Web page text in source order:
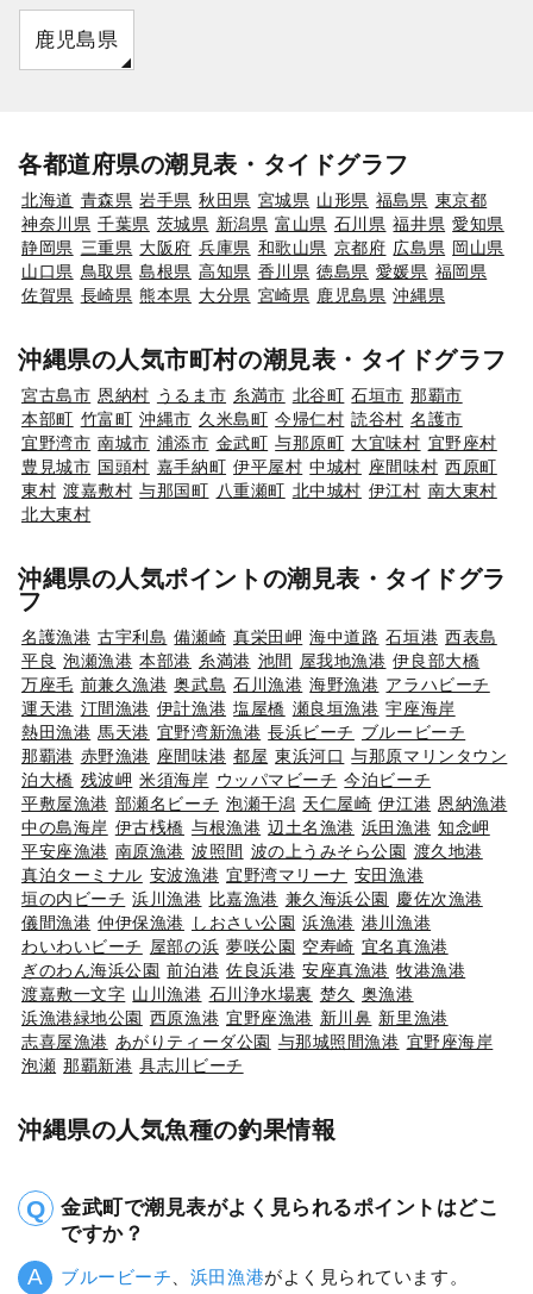
鹿児島県
各都道府県の潮見表・タイドグラフ
北海道 青森県 岩手県 秋田県 宮城県 山形県 福島県 東京都
神奈川県 千葉県 茨城県 新潟県 富山県 石川県 福井県 愛知県
静岡県 三重県 大阪府 兵庫県 和歌山県 京都府 広島県 岡山県
山口県 鳥取県 島根県 高知県 香川県 徳島県 愛媛県 福岡県
佐賀県 長崎県 熊本県 大分県 宮崎県 鹿児島県 沖縄県
沖縄県の人気市町村の潮見表・タイドグラフ
宮古島市 恩納村 うるま市 糸満市 北谷町 石垣市 那覇市
本部町 竹富町 沖縄市 久米島町 今帰仁村 読谷村 名護市
宜野湾市 南城市 浦添市 金武町 与那原町 大宜味村 宜野座村
豊見城市 国頭村 嘉手納町 伊平屋村 中城村 座間味村 西原町
東村 渡嘉敷村 与那国町 八重瀬町 北中城村 伊江村 南大東村
北大東村
沖縄県の人気ポイントの潮見表・タイドグラ
フ
名護漁港 古宇利島 備瀬崎 真栄田岬 海中道路 石垣港 西表島
平良 泡瀬漁港 本部港 糸満港 池間 屋我地漁港 伊良部大橋
万座毛 前兼久漁港 奥武島 石川漁港 海野漁港 アラハビーチ
運天港 汀間漁港 伊計漁港 塩屋橋 瀬良垣漁港 宇座海岸
熱田漁港 馬天港 宜野湾新漁港 長浜ビーチ ブルービーチ
那覇港 赤野漁港 座間味港 都屋 東浜河口 与那原マリンタウン
泊大橋 残波岬 米須海岸 ウッパマビーチ 今泊ビーチ
平敷屋漁港 部瀬名ビーチ 泡瀬干潟 天仁屋崎 伊江港 恩納漁港
中の島海岸 伊古桟橋 与根漁港 辺土名漁港 浜田漁港 知念岬
平安座漁港 南原漁港 波照間 波の上うみそら公園 渡久地港
真泊ターミナル 安波漁港 宜野湾マリーナ 安田漁港
垣の内ビーチ 浜川漁港 比嘉漁港 兼久海浜公園
慶佐次漁港
儀間漁港 仲伊保漁港 しおさい公園 浜漁港 港川漁港
わいわいビーチ 屋部の浜 夢咲公園 空寿崎 宜名真漁港
ぎのわん海浜公園 前泊港 佐良浜港 安座真漁港 牧港漁港
渡嘉敷一文字 山川漁港 石川浄水場裏 楚久 奥漁港
浜漁港緑地公園 西原漁港 宜野座漁港 新川鼻 新里漁港
志喜屋漁港 あがりティーダ公園 与那城照間漁港 宜野座海岸
泡瀬 那覇新港 具志川ビーチ
沖縄県の人気魚種の釣果情報
金武町で潮見表がよく見られるポイントはどこ
ですか？
ブルービーチ、 浜田漁港がよく見られています。